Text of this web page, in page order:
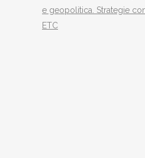
e geopolitica. Strategie
ETC